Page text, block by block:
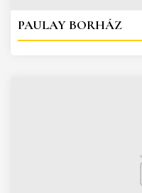
PAULAY BORHÁZ